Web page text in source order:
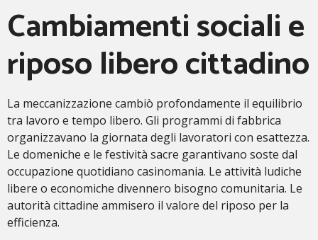
Cambiamenti sociali e
riposo libero cittadino
La meccanizzazione cambiò profondamente il equilibrio
tra lavoro e tempo libero. Gli programmi di fabbrica
organizzavano la giornata degli lavoratori con esattezza.
Le domeniche e le festività sacre garantivano soste dal
occupazione quotidiano casinomania. Le attività ludiche
libere o economiche divennero bisogno comunitaria. Le
autorità cittadine ammisero il valore del riposo per la
efficienza.